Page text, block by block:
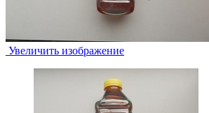
Увеличить изображение